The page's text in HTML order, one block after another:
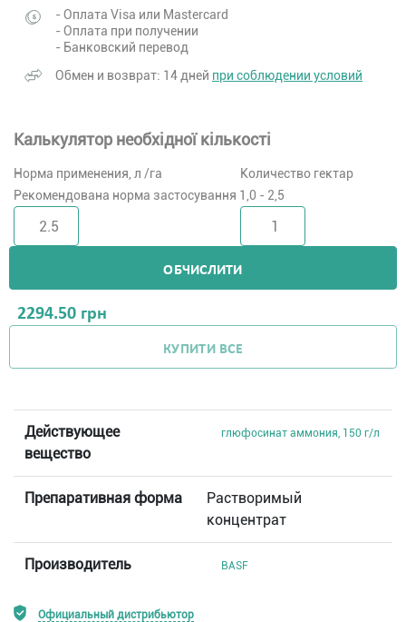
- Оплата Visa или Mastercard
- Оплата при получении
- Банковский перевод
Обмен и возврат: 14 дней при соблюдении условий
Калькулятор необхідної кількості
Норма применения, л /га
Количество гектар
Рекомендована норма застосування 1,0 - 2,5
ОБЧИСЛИТИ
2294.50 грн
КУПИТИ ВСЕ
Действующее
вещество
глюфосинат аммония, 150 г/л
Препаративная форма
Растворимый
концентрат
Производитель BASF
Официальный дистрибьютор